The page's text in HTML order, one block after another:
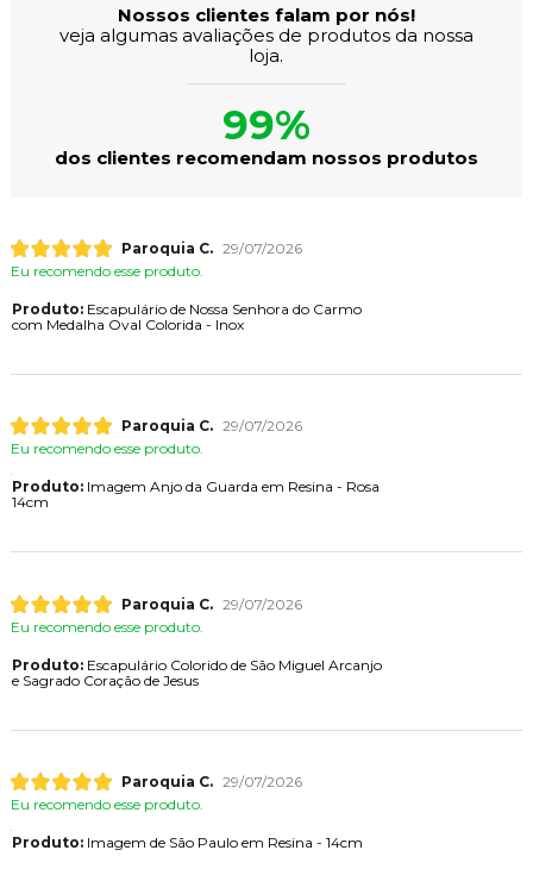
Nossos clientes falam por nós!
veja algumas avaliações de produtos da nossa
loja.
99%
dos clientes recomendam nossos produtos
Paroquia C. 29/07/2026
Eu recomendo esse produto.
Produto:Escapulário de Nossa Senhora do Carmo
com Medalha Oval Colorida - Inox
Paroquia C. 29/07/2026
Eu recomendo esse produto.
Produto:Imagem Anjo da Guarda em Resina - Rosa
14cm
Paroquia C. 29/07/2026
Eu recomendo esse produto.
Produto:Escapulário Colorido de São Miguel Arcanjo
e Sagrado Coração de Jesus
Paroquia C. 29/07/2026
Eu recomendo esse produto.
Produto:Imagem de São Paulo em Resina - 14cm